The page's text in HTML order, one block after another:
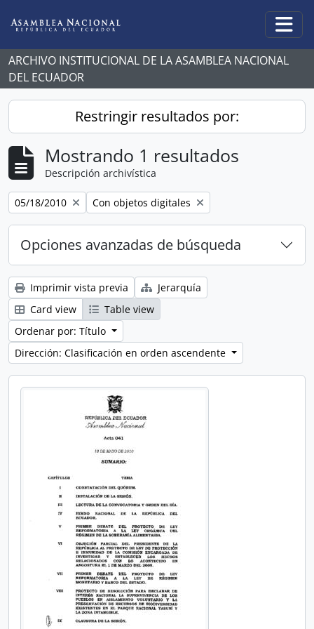
ARCHIVO INSTITUCIONAL DE LA ASAMBLEA NACIONAL
DEL ECUADOR
Restringir resultados por:
Mostrando 1 resultados
Descripción archivística
Remove filter:
05/18/2010 Remove filter:
Con objetos digitales
Opciones avanzadas de búsqueda
Imprimir vista previa
Jerarquía
Card view
Table view
Ordenar por: Título
Dirección: Clasificación en orden ascendente